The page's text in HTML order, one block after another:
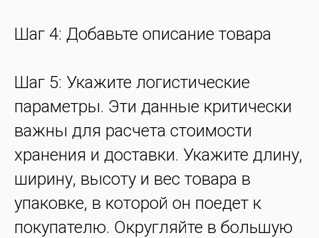
Шаг 4: Добавьте описание товара
Шаг 5: Укажите логистические
параметры. Эти данные критически
важны для расчета стоимости
хранения и доставки. Укажите длину,
ширину, высоту и вес товара в
упаковке, в которой он поедет к
покупателю. Округляйте в большую